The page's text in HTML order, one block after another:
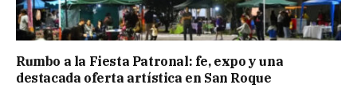
Rumbo a la Fiesta Patronal: fe, expo y una
destacada oferta artística en San Roque